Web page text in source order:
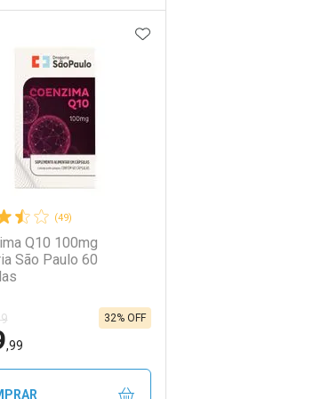
FECHAR
Desconto
sem Desconto
FECHAR
Menos
sem Desconto
FAVORITOS
(49)
Q10 100mg
São Paulo 60
,99
32% OFF
ADICIONAR AOS